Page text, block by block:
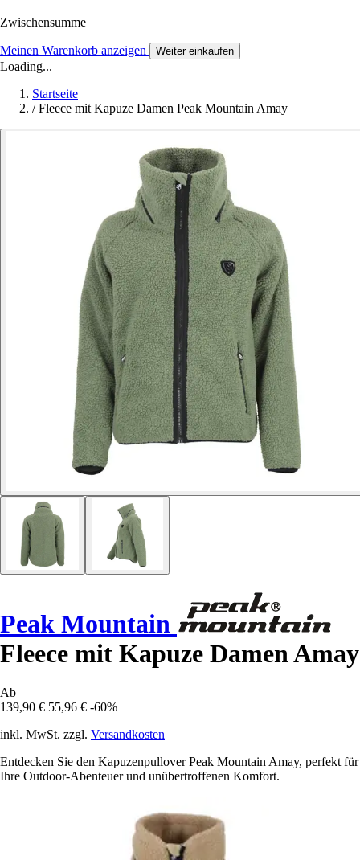
Zwischensumme
Meinen Warenkorb anzeigen Weiter einkaufen
Loading...
Startseite
/ Fleece mit Kapuze Damen Peak Mountain Amay
Peak Mountain
Fleece mit Kapuze Damen Amay
Ab
139,90 € 55,96 € -60%
inkl. MwSt. zzgl. Versandkosten
Entdecken Sie den Kapuzenpullover Peak Mountain Amay, perfekt für
Ihre Outdoor-Abenteuer und unübertroffenen Komfort.